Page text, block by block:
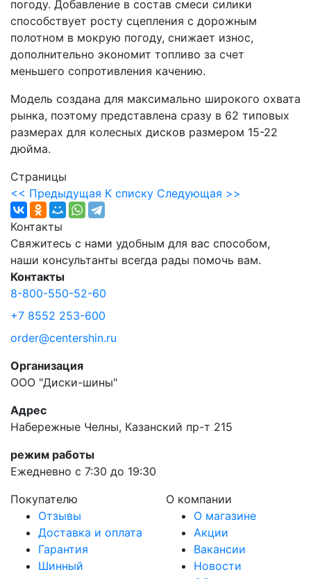
погоду. Добавление в состав смеси силики
способствует росту сцепления с дорожным
полотном в мокрую погоду, снижает износ,
дополнительно экономит топливо за счет
меньшего сопротивления качению.
Модель создана для максимально широкого охвата
рынка, поэтому представлена сразу в 62 типовых
размерах для колесных дисков размером 15-22
дюйма.
Страницы
<< Предыдущая К списку Следующая >>
Контакты
Свяжитесь с нами удобным для вас способом,
наши консультанты всегда рады помочь вам.
Контакты
8-800-550-52-60
+7 8552 253-600
order@centershin.ru
Организация
ООО "Диски-шины"
Адрес
Набережные Челны, Казанский пр-т 215
режим работы
Ежедневно с 7:30 до 19:30
Покупателю
Отзывы
Доставка и оплата
Гарантия
Шинный
О компании
О магазине
Акции
Вакансии
Новости